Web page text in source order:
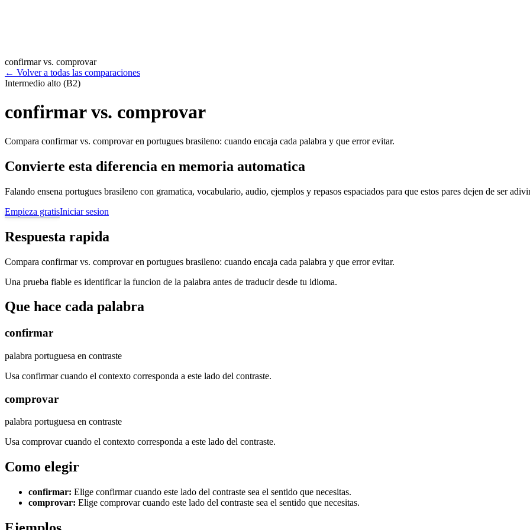
confirmar vs. comprovar
← Volver a todas las comparaciones
Intermedio alto (B2)
confirmar vs. comprovar
Compara confirmar vs. comprovar en portugues brasileno: cuando encaja cada palabra y que error evitar.
Convierte esta diferencia en memoria automatica
Falando ensena portugues brasileno con gramatica, vocabulario, audio, ejemplos y repasos espaciados para que estos pares dejen de ser
Empieza gratisIniciar sesion
Respuesta rapida
Compara confirmar vs. comprovar en portugues brasileno: cuando encaja cada palabra y que error evitar.
Una prueba fiable es identificar la funcion de la palabra antes de traducir desde tu idioma.
Que hace cada palabra
confirmar
palabra portuguesa en contraste
Usa confirmar cuando el contexto corresponda a este lado del contraste.
comprovar
palabra portuguesa en contraste
Usa comprovar cuando el contexto corresponda a este lado del contraste.
Como elegir
confirmar: Elige confirmar cuando este lado del contraste sea el sentido que necesitas.
comprovar: Elige comprovar cuando este lado del contraste sea el sentido que necesitas.